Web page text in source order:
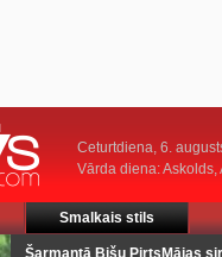
Ceturtdiena, 6.
Vārda diena: Askolds,
Smalkais stils
Šarmantā Bišu PirtsMājas